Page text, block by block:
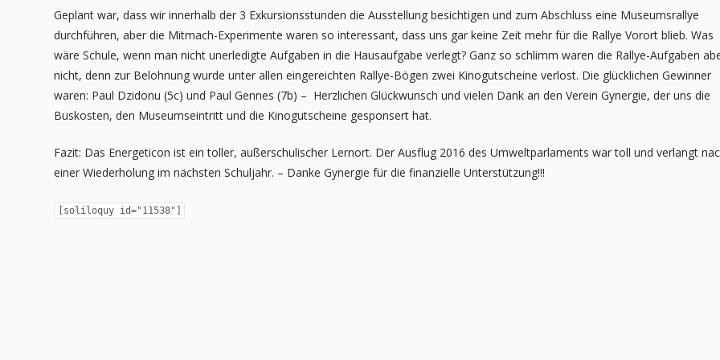
Geplant war, dass wir innerhalb der 3 Exkursionsstunden die Ausstellung besichtigen und zumAbschluss eine Museumsrallye
durchführen, aber die Mitmach-Experimente waren so interessant,dass uns gar keine Zeit mehr für die Rallye Vorort blieb. Was
wäre Schule, wenn man nichtunerledigte Aufgaben in die Hausaufgabe verlegt? Ganz so schlimm waren die Rallye-Aufgaben
nicht, denn zur Belohnung wurde unter allen eingereichten Rallye-Bögen zwei Kinogutscheineverlost. Die glücklichen Gewinner
waren: Paul Dzidonu (5c) und Paul Gennes (7b) – HerzlichenGlückwunsch und vielen Dank an den Verein Gynergie, der uns die
Buskosten, den Museumseintrittund die Kinogutscheine gesponsert hat.
Fazit: Das Energeticon ist ein toller, außerschulischer Lernort. Der Ausflug 2016 desUmweltparlaments war toll und verlangt
einer Wiederholung im nächsten Schuljahr. – DankeGynergie für die finanzielle Unterstützung!!!
[soliloquy id="11538"]